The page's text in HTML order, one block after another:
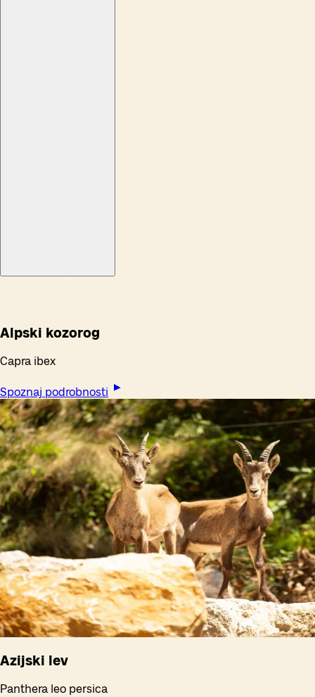
Alpski kozorog
Capra ibex
Spoznaj podrobnosti
Azijski lev
Panthera leo persica